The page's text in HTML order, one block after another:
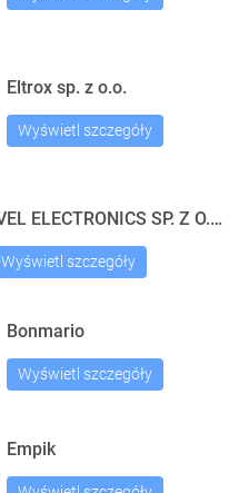
Eltrox sp. z o.o.
Wyświetl szczegóły
IVEL ELECTRONICS SP. Z O.O. SP. K.
Wyświetl szczegóły
Bonmario
Wyświetl szczegóły
Empik